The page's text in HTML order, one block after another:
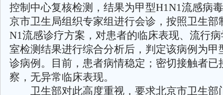
控制中心复核检测，结果为甲型H1N1流感病
京市卫生局组织专家组进行会诊，按照卫生部
N1流感诊疗方案，对患者的临床表现、流行
室检测结果进行综合分析后，判定该病例为甲
诊病例。目前，患者病情稳定；密切接触者已
察，无异常临床表现。
卫生部对此高度重视，要求北京市卫生部